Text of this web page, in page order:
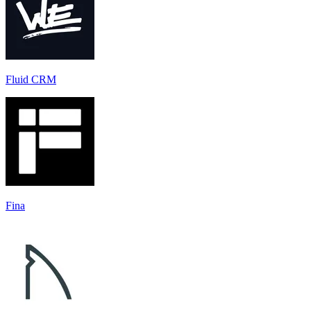
Fluid CRM
Fina